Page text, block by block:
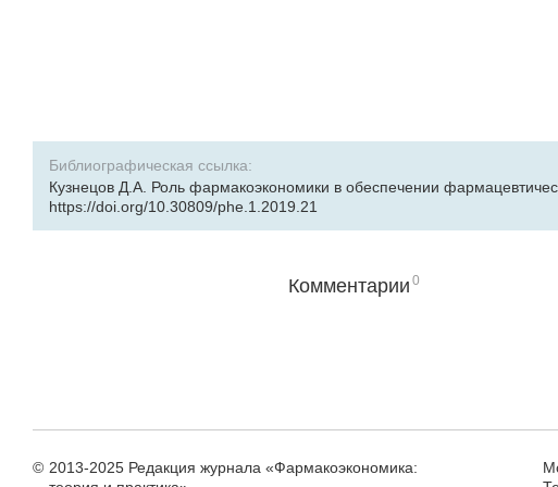
Библиографическая ссылка:
Кузнецов Д.А. Роль фармакоэкономики в обеспечении
https://doi.org/10.30809/phe.1.2019.21
Комментарии 0
© 2013-2025 Редакция журнала «Фармакоэкономика: